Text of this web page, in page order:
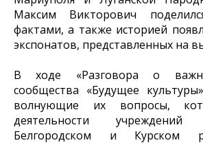
Максим Викторович
фактами, а также историей
экспонатов, представленных на
В ходе «Разговора о
сообщества «Будущее
волнующие их вопросы,
деятельности
Белгородском и Курском